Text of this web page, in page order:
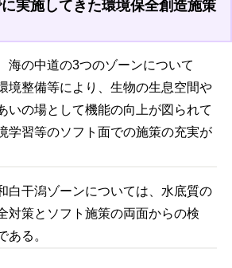
実施してきた環境保全創造施策
海の中道の3つのゾーンについて
境整備等により、生物の生息空間や
いの場として機能の向上が図られて
学習等のソフト面での施策の充実が
白干潟ゾーンについては、水底質の
対策とソフト施策の両面からの検
ある。